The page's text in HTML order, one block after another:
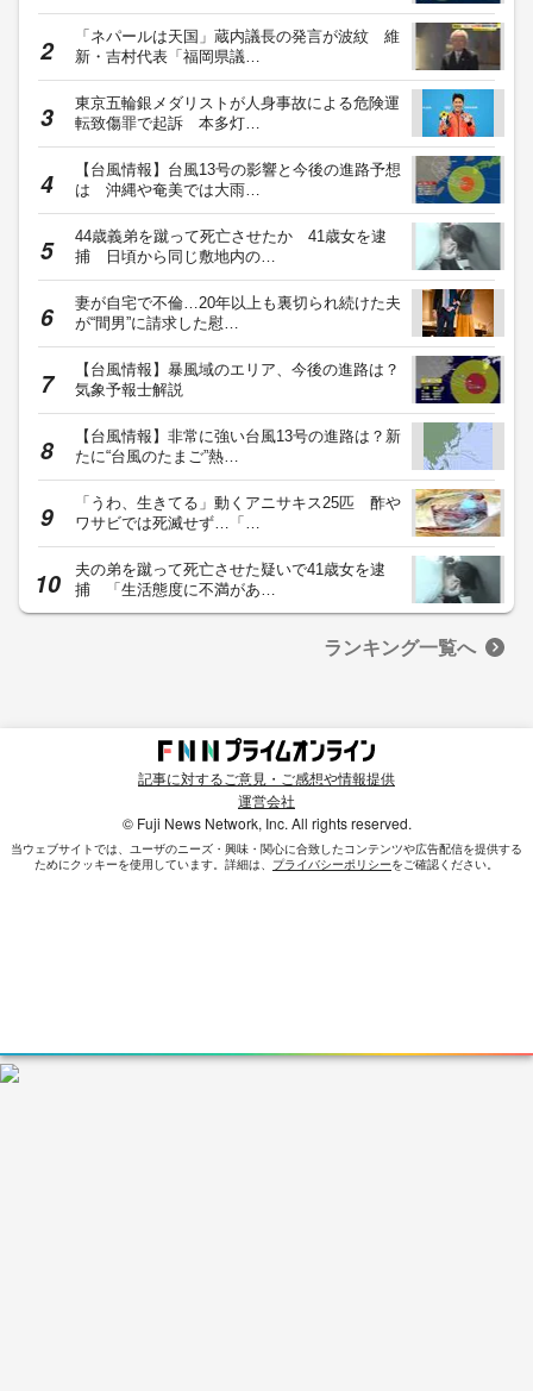
「ネパールは天国」蔵内議長の発言が波紋 維
新・吉村代表「福岡県議…
東京五輪銀メダリストが人身事故による危険運
転致傷罪で起訴 本多灯…
【台風情報】台風13号の影響と今後の進路予想
は 沖縄や奄美では大雨…
44歳義弟を蹴って死亡させたか 41歳女を逮
捕 日頃から同じ敷地内の…
妻が自宅で不倫…20年以上も裏切られ続けた夫
が“間男”に請求した慰…
【台風情報】暴風域のエリア、今後の進路は？
気象予報士解説
【台風情報】非常に強い台風13号の進路は？新
たに“台風のたまご”熱…
「うわ、生きてる」動くアニサキス25匹 酢や
ワサビでは死滅せず…「…
夫の弟を蹴って死亡させた疑いで41歳女を逮
捕 「生活態度に不満があ…
ランキング一覧へ
記事に対するご意見・ご感想や情報提供
運営会社
© Fuji News Network, Inc. All rights reserved.
当ウェブサイトでは、ユーザのニーズ・興味・関⼼に合致したコンテンツや広告配信を提供する
ためにクッキーを使⽤しています。詳細は、 プライバシーポリシーをご確認ください。